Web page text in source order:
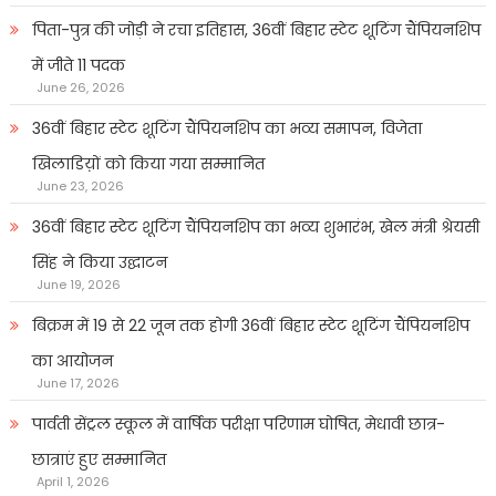
पिता-पुत्र की जोड़ी ने रचा इतिहास, 36वीं बिहार स्टेट शूटिंग चैंपियनशिप
में जीते 11 पदक
June 26, 2026
36वीं बिहार स्टेट शूटिंग चैंपियनशिप का भव्य समापन, विजेता
खिलाडिय़ों को किया गया सम्मानित
June 23, 2026
36वीं बिहार स्टेट शूटिंग चैंपियनशिप का भव्य शुभारंभ, खेल मंत्री श्रेयसी
सिंह ने किया उद्घाटन
June 19, 2026
बिक्रम में 19 से 22 जून तक होगी 36वीं बिहार स्टेट शूटिंग चैंपियनशिप
का आयोजन
June 17, 2026
पार्वती सेंट्रल स्कूल में वार्षिक परीक्षा परिणाम घोषित, मेधावी छात्र-
छात्राएं हुए सम्मानित
April 1, 2026